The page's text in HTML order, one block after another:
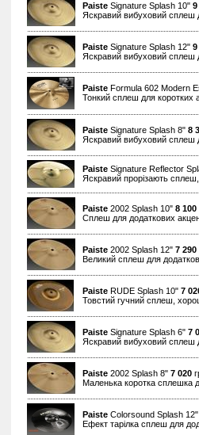
Paiste Signature Splash 10" 9
Яскравий вибуховий сплеш
Paiste Signature Splash 12" 9
Яскравий вибуховий сплеш
Paiste Formula 602 Modern
Тонкий сплеш для коротких
Paiste Signature Splash 8" 8
Яскравий вибуховий сплеш
Paiste Signature Reflector
Яскравий прорізають
Paiste 2002 Splash 10" 8 100
Cплеш для додаткових
Paiste 2002 Splash 12" 7 290
Великий сплеш для
Paiste RUDE Splash 10" 7
Товстий гучний сплеш,
Paiste Signature Splash 6" 7
Яскравий вибуховий сплеш
Paiste 2002 Splash 8" 7 020
Маленька коротка сплешка
Paiste Colorsound Splash
Ефект тарілка сплеш для